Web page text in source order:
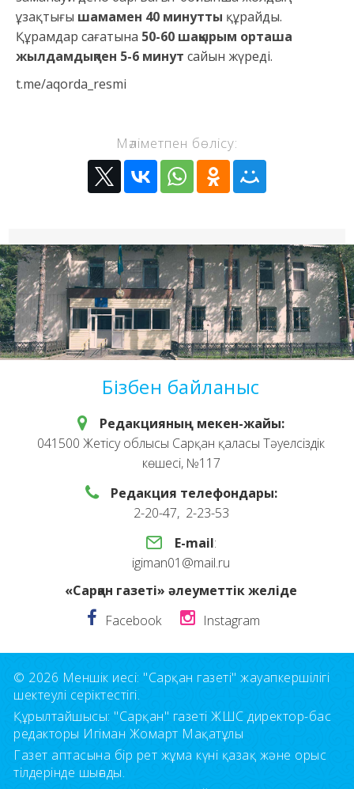
ұзақтығы шамамен 40 минутты құрайды.
Құрамдар сағатына 50-60 шақырым орташа
жылдамдықпен 5-6 минут сайын жүреді.
t.me/aqorda_resmi
Мәліметпен бөлісу:
Бізбен байланыс
Редакцияның мекен-жайы:
041500 Жетісу облысы Сарқан қаласы Тәуелсіздік
көшесі, №117
Редакция телефондары:
2-20-47, 2-23-53
E-mail:
igiman01@mail.ru
«Сарқан газеті» әлеуметтік желіде
Facebook
Instagram
© 2026 Меншік иесі: "Сарқан газеті" жауапкершілігі
шектеулі серіктестігі.
Құрылтайшысы: "Сарқан" газеті ЖШС директор-бас
редакторы Игіман Жомарт Мақатұлы
Газет аптасына бір рет жұма күні қазақ және орыс
тілдерінде шығады.